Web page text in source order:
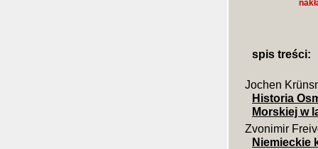
spis treści:
Jochen
Historia
Morskiej w
Zvonimir
Niemieckie